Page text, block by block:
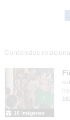
Contenidos
16 imágenes